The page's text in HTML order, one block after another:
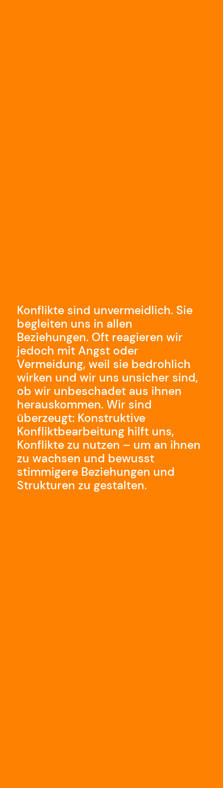
Konflikte sind unvermeidlich. Sie
begleiten uns in allen
Beziehungen. Oft reagieren wir
jedoch mit Angst oder
Vermeidung, weil sie bedrohlich
wirken und wir uns unsicher sind,
ob wir unbeschadet aus ihnen
herauskommen. Wir sind
überzeugt: Konstruktive
Konfliktbearbeitung hilft uns,
Konflikte zu nutzen – um an ihnen
zu wachsen und bewusst
stimmigere Beziehungen und
Strukturen zu gestalten.